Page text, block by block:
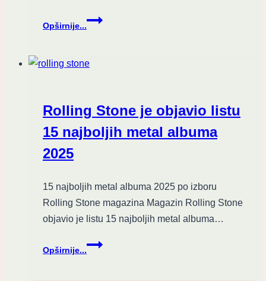
Opširnije...
Pobuna,
Borba,
spot
benda
Opstanak
Rolling Stone je objavio listu
15 najboljih metal albuma
2025
15 najboljih metal albuma 2025 po izboru
Rolling Stone magazina Magazin Rolling Stone
objavio je listu 15 najboljih metal albuma…
Opširnije...
Rolling
Stone